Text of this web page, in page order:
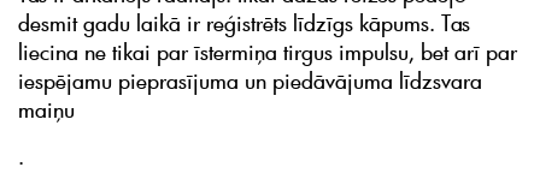
desmit gadu laikā ir reģistrēts līdzīgs kāpums. Tas
liecina ne tikai par īstermiņa tirgus impulsu, bet arī par
iespējamu pieprasījuma un piedāvājuma līdzsvara
maiņu
.